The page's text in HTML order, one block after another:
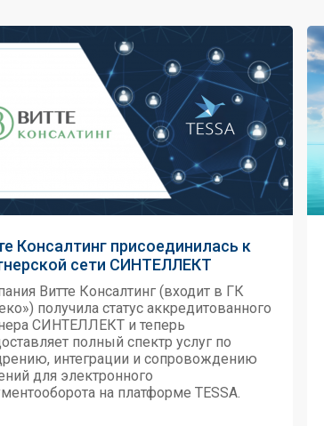
Консалтинг присоединилась к
сети СИНТЕЛЛЕКТ
Витте Консалтинг (входит в ГК
получила статус аккредитованного
СИНТЕЛЛЕКТ и теперь
полный спектр услуг по
интеграции и сопровождению
для электронного
на платформе TESSA.